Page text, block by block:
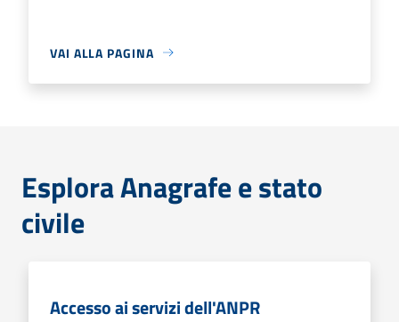
VAI ALLA PAGINA
Esplora Anagrafe e stato
civile
Accesso ai servizi dell'ANPR